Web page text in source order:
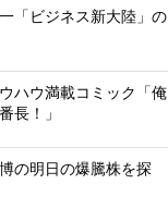
「ビジネス新大陸」の
ハウ満載コミック「俺
長！」
の明日の爆騰株を探